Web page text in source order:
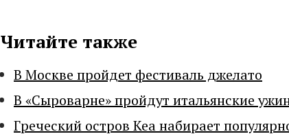
Читайте также
В Москве пройдет фестиваль джелато
В «Сыроварне» пройдут итальянские
Греческий остров Кеа набирает